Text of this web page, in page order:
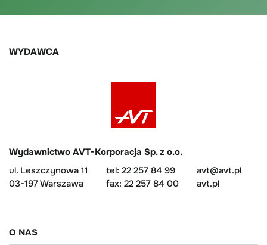
WYDAWCA
Wydawnictwo AVT-Korporacja Sp. z o.o.
ul. Leszczynowa 11
03-197 Warszawa
tel: 22 257 84 99
fax: 22 257 84 00
avt@avt.pl
avt.pl
O NAS